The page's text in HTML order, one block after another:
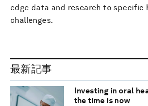
edge data and research to specific
challenges.
最新記事
Investing in oral
the time is now